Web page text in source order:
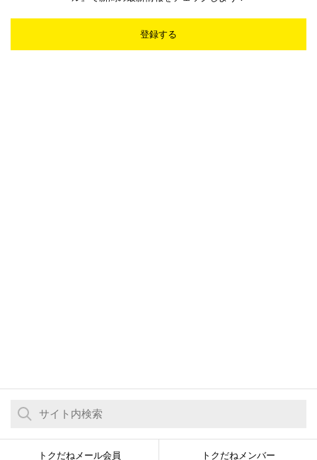
登録する
トクだねメール会員 トクだねメンバー